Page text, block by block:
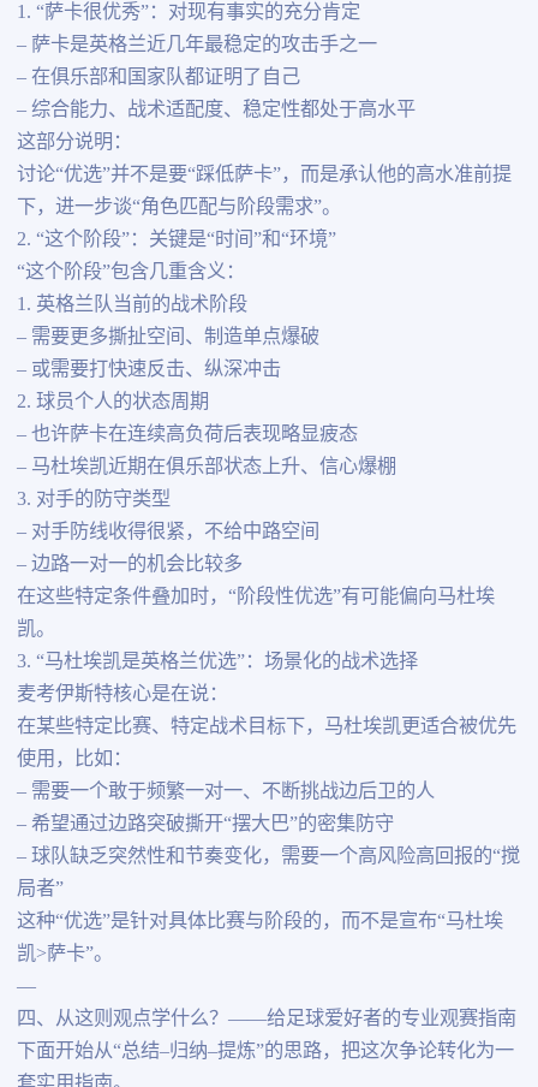
1. “萨卡很优秀”：对现有事实的充分肯定
– 萨卡是英格兰近几年最稳定的攻击手之一
– 在俱乐部和国家队都证明了自己
– 综合能力、战术适配度、稳定性都处于高水平
这部分说明：
讨论“优选”并不是要“踩低萨卡”，而是承认他的高水准前提
下，进一步谈“角色匹配与阶段需求”。
2. “这个阶段”：关键是“时间”和“环境”
“这个阶段”包含几重含义：
1. 英格兰队当前的战术阶段
– 需要更多撕扯空间、制造单点爆破
– 或需要打快速反击、纵深冲击
2. 球员个人的状态周期
– 也许萨卡在连续高负荷后表现略显疲态
– 马杜埃凯近期在俱乐部状态上升、信心爆棚
3. 对手的防守类型
– 对手防线收得很紧，不给中路空间
– 边路一对一的机会比较多
在这些特定条件叠加时，“阶段性优选”有可能偏向马杜埃
凯。
3. “马杜埃凯是英格兰优选”：场景化的战术选择
麦考伊斯特核心是在说：
在某些特定比赛、特定战术目标下，马杜埃凯更适合被优先
使用，比如：
– 需要一个敢于频繁一对一、不断挑战边后卫的人
– 希望通过边路突破撕开“摆大巴”的密集防守
– 球队缺乏突然性和节奏变化，需要一个高风险高回报的“搅
局者”
这种“优选”是针对具体比赛与阶段的，而不是宣布“马杜埃
凯>萨卡”。
—
四、从这则观点学什么？——给足球爱好者的专业观赛指南
下面开始从“总结–归纳–提炼”的思路，把这次争论转化为一